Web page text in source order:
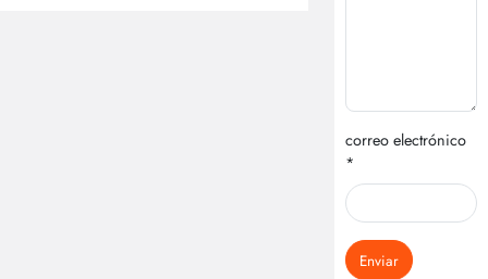
correo electrónico
*
Enviar